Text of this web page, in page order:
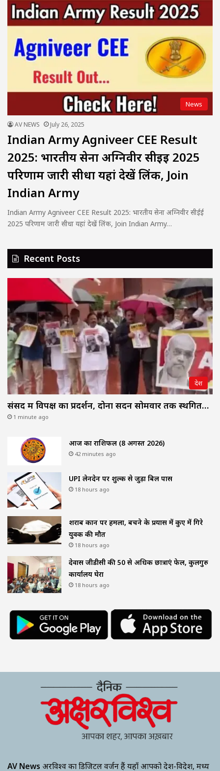
News
AV NEWS July 26, 2025
Indian Army Agniveer CEE Result
2025: भारतीय सेना अग्निवीर सीईई 2025
परिणाम जारी सीधा यहां देखें लिंक, Join
Indian Army
Indian Army Agniveer CEE Result 2025: भारतीय सेना अग्निवीर सीईई
2025 परिणाम जारी सीधा यहां देखें लिंक, Join Indian Army…
Recent Posts
देश
संसद में विपक्ष का प्रदर्शन, दोनों सदन सोमवार तक स्थगित…
1 minute ago
आज का राशिफल (8 अगस्त 2026)
42 minutes ago
UPI लेनदेन पर शुल्क से जुड़ा बिल पास
18 hours ago
शराब दुकान पर हमला, बचने के प्रयास में कुए में गिरे
युवक की मौत
18 hours ago
देवास जीडीसी की 50 से अधिक छात्राएं फेल, कुलगुरु
कार्यालय घेरा
18 hours ago
AV News अक्षरविश्व का डिजिटल वर्जन हैं यहाँ आपको देश-विदेश, मध्य